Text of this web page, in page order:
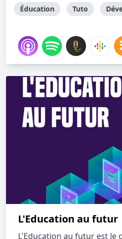
Éducation Tuto
L'Education au futur
L'Education au futur est le